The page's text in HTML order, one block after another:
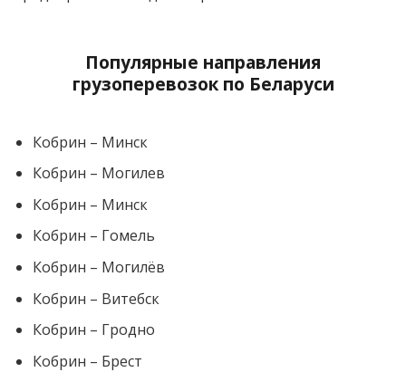
Популярные направления
грузоперевозок по Беларуси
Кобрин – Минск
Кобрин – Могилев
Кобрин – Минск
Кобрин – Гомель
Кобрин – Могилёв
Кобрин – Витебск
Кобрин – Гродно
Кобрин – Брест